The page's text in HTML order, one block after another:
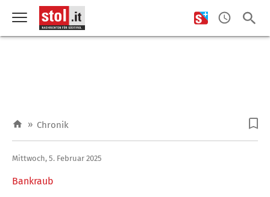
» Chronik
Bankraub
Mittwoch, 5. Februar 2025